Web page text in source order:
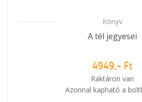
Könyv
A tél jegyesei
4949,- Ft
Raktáron van
Azonnal kapható a